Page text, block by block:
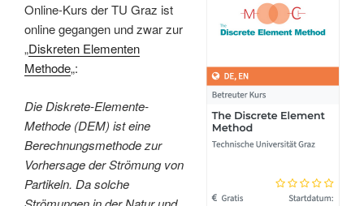
Online-Kurs der TU Graz ist
online gegangen und zwar zur
„Diskreten Elementen
Methode„:
Die Diskrete-Elemente-
Methode (DEM) ist eine
Berechnungsmethode zur
Vorhersage der Strömung von
Partikeln. Da solche